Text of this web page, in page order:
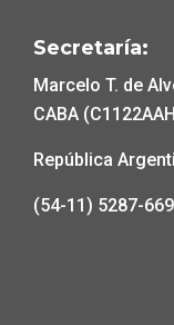
Secretaría:
Marcelo T. de
CABA
República
(54-11) 5287-